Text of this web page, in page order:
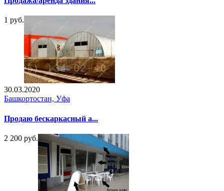
1 руб.
30.03.2020
Башкортостан, Уфа
Продаю бескаркасный а...
2 200 руб.